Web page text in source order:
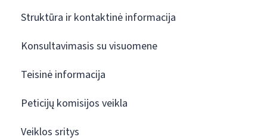
Struktūra ir kontaktinė informacija
Konsultavimasis su visuomene
Teisinė informacija
Peticijų komisijos veikla
Veiklos sritys